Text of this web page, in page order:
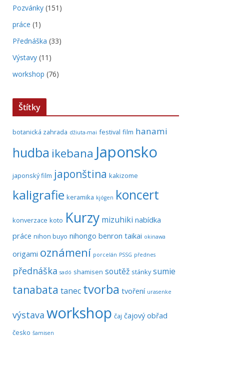
Pozvánky (151)
práce (1)
Přednáška (33)
Výstavy (11)
workshop (76)
Štítky
botanická zahrada džiuta-mai festival film hanami
hudba ikebana Japonsko
japonský film japonština kakizome
kaligrafie keramika kjógen koncert
konverzace koto Kurzy mizuhiki nabídka
práce nihon buyo nihongo benron taikai okinawa
origami oznámení porcelán PSSG přednes
přednáška sadó shamisen soutěž stánky sumie
tanabata tanec tvorba tvoření urasenke
výstava workshop čaj čajový obřad
česko šamisen